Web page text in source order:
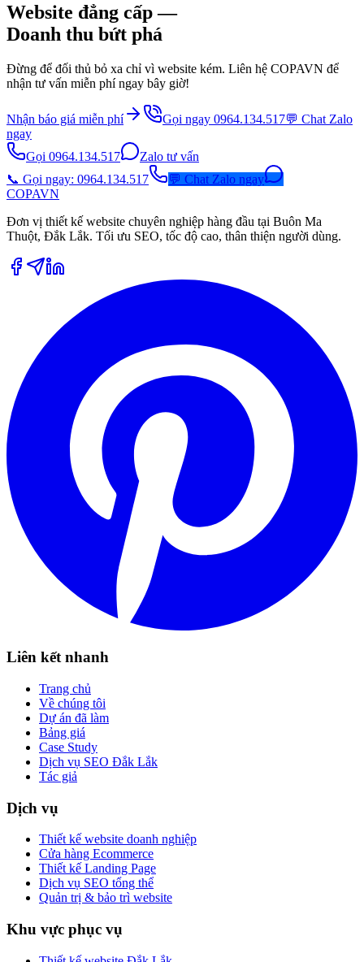
Website đẳng cấp —
Doanh thu bứt phá
Đừng để đối thủ bỏ xa chỉ vì website kém. Liên hệ COPAVN để
nhận tư vấn miễn phí ngay bây giờ!
Nhận báo giá miễn phí Gọi ngay 0964.134.517💬 Chat Zalo
ngay
Gọi 0964.134.517
Zalo tư vấn
📞 Gọi ngay: 0964.134.517
💬 Chat Zalo ngay
COPAVN
Đơn vị thiết kế website chuyên nghiệp hàng đầu tại Buôn Ma
Thuột, Đắk Lắk. Tối ưu SEO, tốc độ cao, thân thiện người dùng.
Liên kết nhanh
Trang chủ
Về chúng tôi
Dự án đã làm
Bảng giá
Case Study
Dịch vụ SEO Đắk Lắk
Tác giả
Dịch vụ
Thiết kế website doanh nghiệp
Cửa hàng Ecommerce
Thiết kế Landing Page
Dịch vụ SEO tổng thể
Quản trị & bảo trì website
Khu vực phục vụ